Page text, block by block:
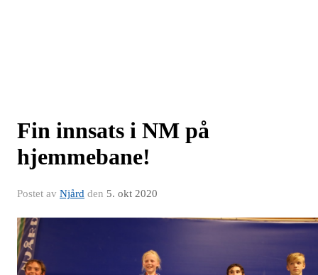
Fin innsats i NM på
hjemmebane!
Postet av Njård den 5. okt 2020